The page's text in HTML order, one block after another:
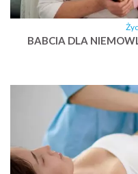
BABCIA DLA